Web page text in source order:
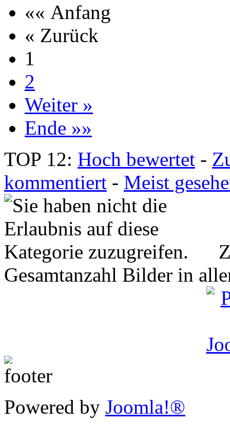
«« Anfang
« Zurück
1
2
Weiter »
Ende »»
TOP 12: Hoch bewertet -
kommentiert - Meist
Gesamtanzahl Bilder in
Powered by Joomla!®